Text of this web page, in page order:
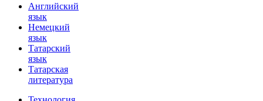
Английский
язык
Немецкий
язык
Татарский
язык
Татарская
литература